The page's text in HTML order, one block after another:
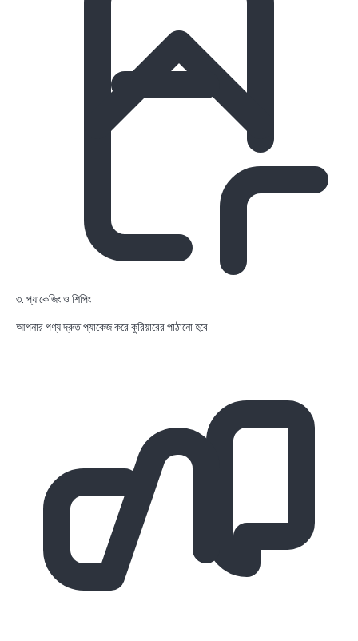
৩. প্যাকেজিং ও শিপিং
আপনার পণ্য দ্রুত প্যাকেজ করে কুরিয়ারের পাঠানো হবে